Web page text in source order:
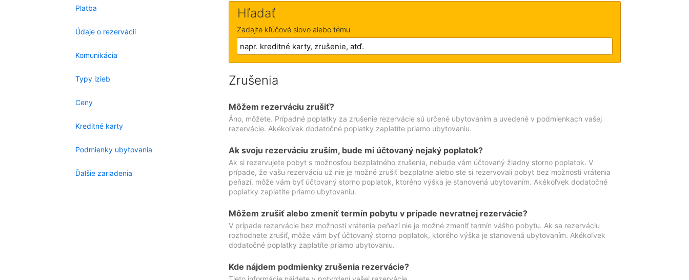
Platba
Údaje o rezervácii
Komunikácia
Typy izieb
Ceny
Kreditné karty
Podmienky ubytovania
Ďalšie zariadenia
Hľadať
Zadajte kľúčové slovo alebo tému
Zrušenia
Môžem rezerváciu zrušiť?
Áno, môžete. Prípadné poplatky za zrušenie rezervácie sú určené ubytovaním a uvedené v podmienkach vašej
rezervácie. Akékoľvek dodatočné poplatky zaplatíte priamo ubytovaniu.
Ak svoju rezerváciu zruším, bude mi účtovaný nejaký poplatok?
Ak si rezervujete pobyt s možnosťou bezplatného zrušenia, nebude vám účtovaný žiadny storno poplatok. V
prípade, že vašu rezerváciu už nie je možné zrušiť bezplatne alebo ste si rezervovali pobyt bez možnosti vrátenia
peňazí, môže vám byť účtovaný storno poplatok, ktorého výška je stanovená ubytovaním. Akékoľvek dodatočné
poplatky zaplatíte priamo ubytovaniu.
Môžem zrušiť alebo zmeniť termín pobytu v prípade nevratnej rezervácie?
V prípade rezervácie bez možnosti vrátenia peňazí nie je možné zmeniť termín vášho pobytu. Ak sa rezerváciu
rozhodnete zrušiť, môže vám byť účtovaný storno poplatok, ktorého výška je stanovená ubytovaním. Akékoľvek
dodatočné poplatky zaplatíte priamo ubytovaniu.
Kde nájdem podmienky zrušenia rezervácie?